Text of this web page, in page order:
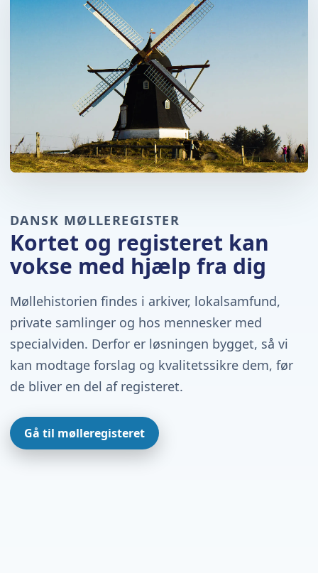
DANSK MØLLEREGISTER
Kortet og registeret kan
vokse med hjælp fra dig
Møllehistorien findes i arkiver, lokalsamfund,
private samlinger og hos mennesker med
specialviden. Derfor er løsningen bygget, så vi
kan modtage forslag og kvalitetssikre dem, før
de bliver en del af registeret.
Gå til mølleregisteret